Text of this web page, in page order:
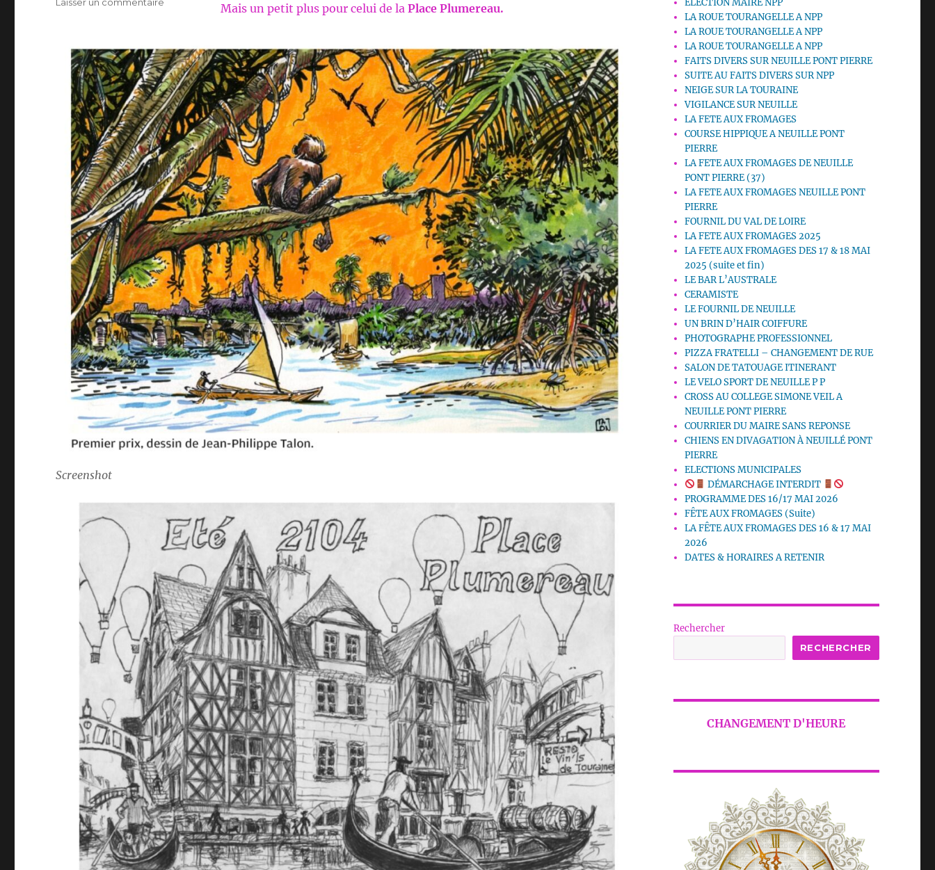
Mais un petit plus pour celui de la Place Plumereau.
Screenshot
DESSIN
NR
ELECTION MAIRE NPP
LA ROUE TOURANGELLE A NPP
LA ROUE TOURANGELLE A NPP
LA ROUE TOURANGELLE A NPP
FAITS DIVERS SUR NEUILLE PONT PIERRE
SUITE AU FAITS DIVERS SUR NPP
NEIGE SUR LA TOURAINE
VIGILANCE SUR NEUILLE
LA FETE AUX FROMAGES
COURSE HIPPIQUE A NEUILLE PONT
PIERRE
LA FETE AUX FROMAGES DE NEUILLE
PONT PIERRE (37)
LA FETE AUX FROMAGES NEUILLE PONT
PIERRE
FOURNIL DU VAL DE LOIRE
LA FETE AUX FROMAGES 2025
LA FETE AUX FROMAGES DES 17 & 18 MAI
2025 (suite et fin)
LE BAR L’AUSTRALE
CERAMISTE
LE FOURNIL DE NEUILLE
UN BRIN D’HAIR COIFFURE
PHOTOGRAPHE PROFESSIONNEL
PIZZA FRATELLI – CHANGEMENT DE RUE
SALON DE TATOUAGE ITINERANT
LE VELO SPORT DE NEUILLE P P
CROSS AU COLLEGE SIMONE VEIL A
NEUILLE PONT PIERRE
COURRIER DU MAIRE SANS REPONSE
CHIENS EN DIVAGATION À NEUILLÉ PONT
PIERRE
ELECTIONS MUNICIPALES
DÉMARCHAGE INTERDIT
PROGRAMME DES 16/17 MAI 2026
FÊTE AUX FROMAGES (Suite)
LA FÊTE AUX FROMAGES DES 16 & 17 MAI
2026
DATES & HORAIRES A RETENIR
Rechercher
RECHERCHER
CHANGEMENT D'HEURE